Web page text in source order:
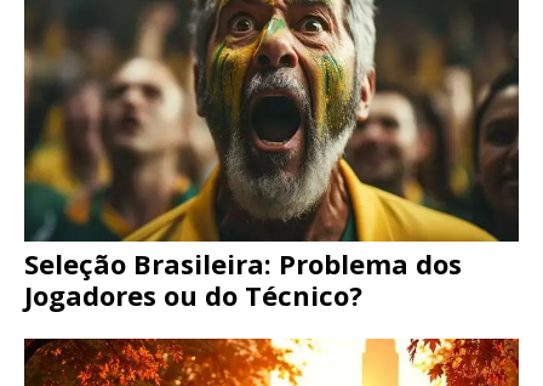
Seleção Brasileira: Problema dos
Jogadores ou do Técnico?